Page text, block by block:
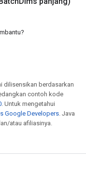
dilisensikan berdasarkan
contoh kode
. Untuk mengetahui
Google Developers. Java
atau afiliasinya.